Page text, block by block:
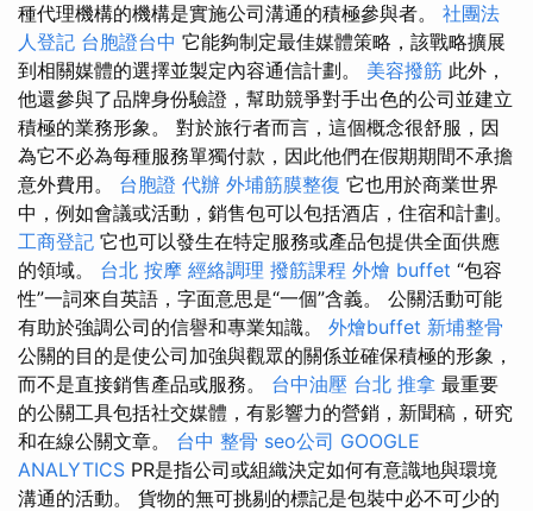
種代理機構的機構是實施公司溝通的積極參與者。 社團法
人登記 台胞證台中 它能夠制定最佳媒體策略，該戰略擴展
到相關媒體的選擇並製定內容通信計劃。 美容撥筋 此外，
他還參與了品牌身份驗證，幫助競爭對手出色的公司並建立
積極的業務形象。 對於旅行者而言，這個概念很舒服，因
為它不必為每種服務單獨付款，因此他們在假期期間不承擔
意外費用。 台胞證 代辦 外埔筋膜整復 它也用於商業世界
中，例如會議或活動，銷售包可以包括酒店，住宿和計劃。
工商登記 它也可以發生在特定服務或產品包提供全面供應
的領域。 台北 按摩 經絡調理 撥筋課程 外燴 buffet “包容
性”一詞來自英語，字面意思是“一個”含義。 公關活動可能
有助於強調公司的信譽和專業知識。 外燴buffet 新埔整骨
公關的目的是使公司加強與觀眾的關係並確保積極的形象，
而不是直接銷售產品或服務。 台中油壓 台北 推拿 最重要
的公關工具包括社交媒體，有影響力的營銷，新聞稿，研究
和在線公關文章。 台中 整骨 seo公司 GOOGLE
ANALYTICS PR是指公司或組織決定如何有意識地與環境
溝通的活動。 貨物的無可挑剔的標記是包裝中必不可少的